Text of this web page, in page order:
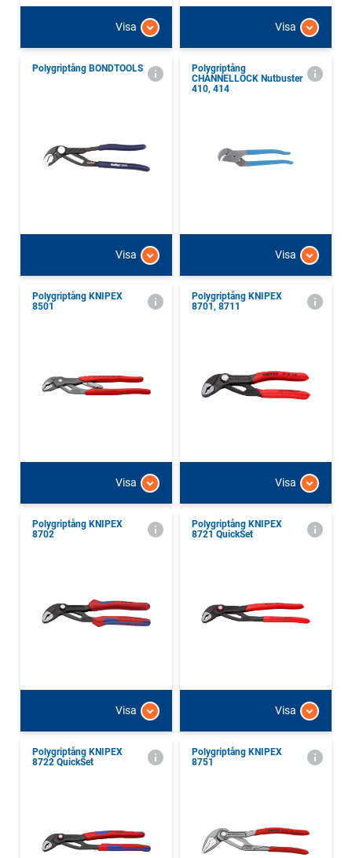
Visa Visa
Polygriptång BONDTOOLS
Visa
Polygriptång
CHANNELLOCK Nutbuster
410, 414
Visa
Polygriptång KNIPEX
8501
Visa
Polygriptång KNIPEX
8701, 8711
Visa
Polygriptång KNIPEX
8702
Visa
Polygriptång KNIPEX
8721 QuickSet
Visa
Polygriptång KNIPEX
8722 QuickSet
Polygriptång KNIPEX
8751